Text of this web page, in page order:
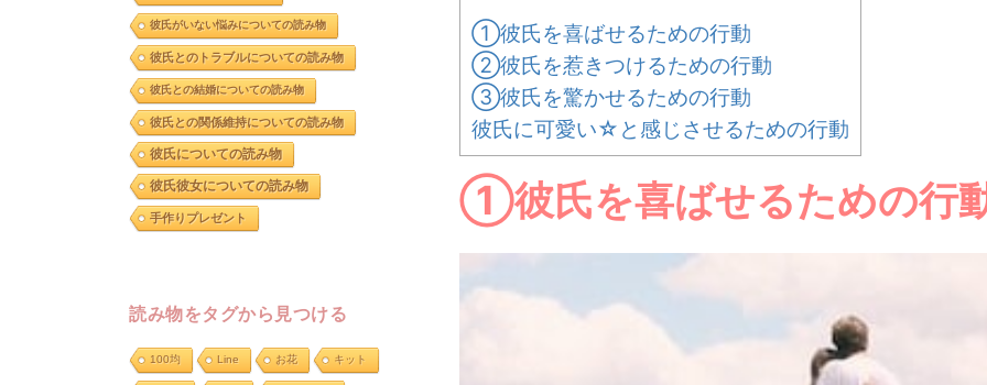
①彼氏を喜ばせるための行動
②彼氏を惹きつけるための行動
③彼氏を驚かせるための行動
彼氏に可愛い☆と感じさせるための行動
①彼氏を喜ばせるための行
彼氏がいない悩みについての読み物
彼氏とのトラブルについての読み物
彼氏との結婚についての読み物
彼氏との関係維持についての読み物
彼氏についての読み物
彼氏彼女についての読み物
手作りプレゼント
読み物をタグから見つける
100均 Line お花 キット